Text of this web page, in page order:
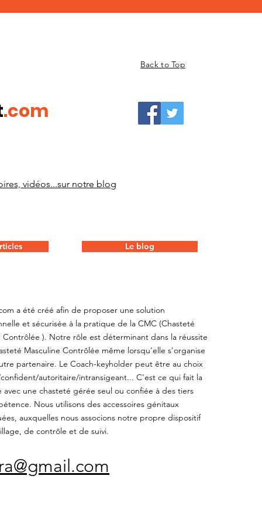
Back to Top
.com
vidéos...sur notre blog
Le blog
a été créé afin de proposer une solution
et sécurisée à la pratique de la CMC (Chasteté
Contrôlée ). Notre rôle est déterminant dans la réussite
Masculine Contrôlée même lorsqu'elle s'organise
partenaire. Le Coach-keyholder peut être au choix
autoritaire/intransigeant... C'est ce qui fait la
avec une chasteté gérée seul ou confiée à des tiers
Nous utilisons des accessoires génitaux
auxquelles nous associons notre propre dispositif
de contrôle et de suivi.